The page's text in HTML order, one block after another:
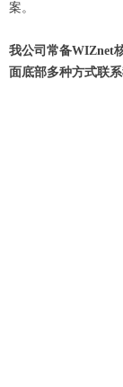
案。
我公司常备WIZnet
面底部多种方式联